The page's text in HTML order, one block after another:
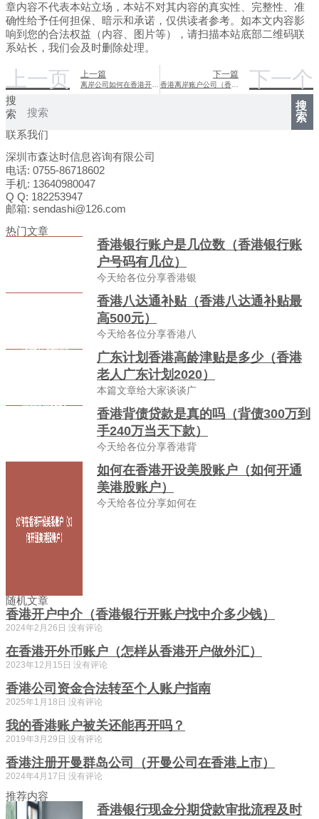
章内容不代表本站立场，本站不对其内容的真实性、完整性、准
确性给予任何担保、暗示和承诺，仅供读者参考。如本文内容影
响到您的合法权益（内容、图片等），请扫描本站底部二维码联
系站长，我们会及时删除处理。
上一页 上一篇
离岸公司如何在香港开户（离岸公司如何在香港开户呢）
下一篇
香港离岸账户公司（香港离岸账户公司有哪些） 下一个
搜
索
搜
索
联系我们
深圳市森达时信息咨询有限公司
电话: 0755-86718602
手机: 13640980047
Q Q: 182253947
邮箱: sendashi@126.com
热门文章
香港银行账户是几位数（香港银行账
户号码有几位）
今天给各位分享香港银
香港八达通补贴（香港八达通补贴最
高500元）
今天给各位分享香港八
广东计划香港高龄津贴是多少（香港
老人广东计划2020）
本篇文章给大家谈谈广
香港背债贷款是真的吗（背债300万到
手240万当天下款）
今天给各位分享香港背
如何在香港开设美股账户（如何开通
美港股账户）
今天给各位分享如何在
随机文章
香港开户中介（香港银行开账户找中介多少钱）
2024年2月26日 没有评论
在香港开外币账户（怎样从香港开户做外汇）
2023年12月15日 没有评论
香港公司资金合法转至个人账户指南
2025年1月18日 没有评论
我的香港账户被关还能再开吗？
2019年3月29日 没有评论
香港注册开曼群岛公司（开曼公司在香港上市）
2024年4月17日 没有评论
推荐内容
香港银行现金分期贷款审批流程及时